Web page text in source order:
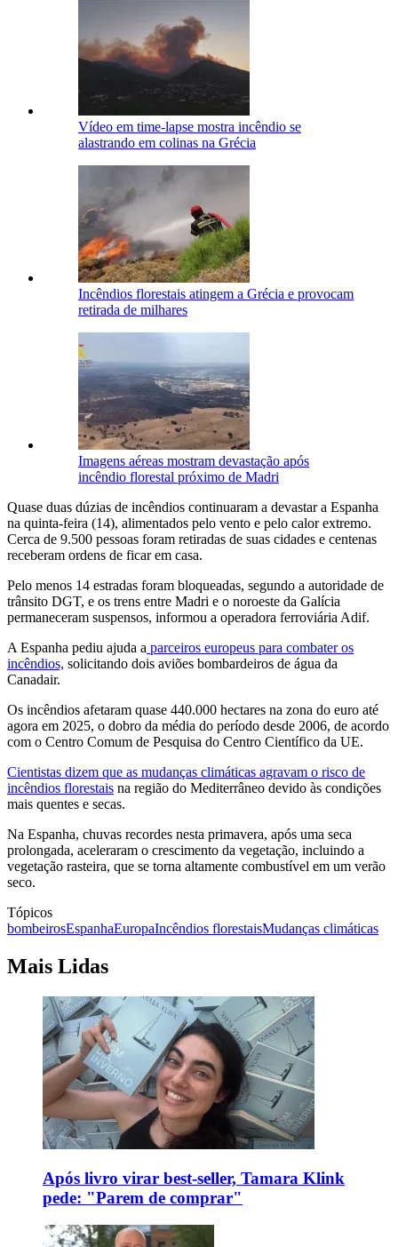
Vídeo em time-lapse mostra incêndio se
alastrando em colinas na Grécia
Incêndios florestais atingem a Grécia e provocam
retirada de milhares
Imagens aéreas mostram devastação após
incêndio florestal próximo de Madri
Quase duas dúzias de incêndios continuaram a devastar a Espanha
na quinta-feira (14), alimentados pelo vento e pelo calor extremo.
Cerca de 9.500 pessoas foram retiradas de suas cidades e centenas
receberam ordens de ficar em casa.
Pelo menos 14 estradas foram bloqueadas, segundo a autoridade de
trânsito DGT, e os trens entre Madri e o noroeste da Galícia
permaneceram suspensos, informou a operadora ferroviária Adif.
A Espanha pediu ajuda a parceiros europeus para combater os
incêndios, solicitando dois aviões bombardeiros de água da
Canadair.
Os incêndios afetaram quase 440.000 hectares na zona do euro até
agora em 2025, o dobro da média do período desde 2006, de acordo
com o Centro Comum de Pesquisa do Centro Científico da UE.
Cientistas dizem que as mudanças climáticas agravam o risco de
incêndios florestais na região do Mediterrâneo devido às condições
mais quentes e secas.
Na Espanha, chuvas recordes nesta primavera, após uma seca
prolongada, aceleraram o crescimento da vegetação, incluindo a
vegetação rasteira, que se torna altamente combustível em um verão
seco.
Tópicos
bombeirosEspanhaEuropaIncêndios florestaisMudanças climáticas
Mais Lidas
Após livro virar best-seller, Tamara Klink
pede: "Parem de comprar"